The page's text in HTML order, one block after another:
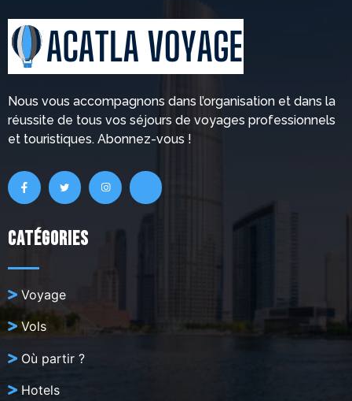
Nous vous accompagnons dans l’organisation et dans la
réussite de tous vos séjours de voyages professionnels
et touristiques. Abonnez-vous !
Catégories
Voyage
Vols
Où partir ?
Hotels